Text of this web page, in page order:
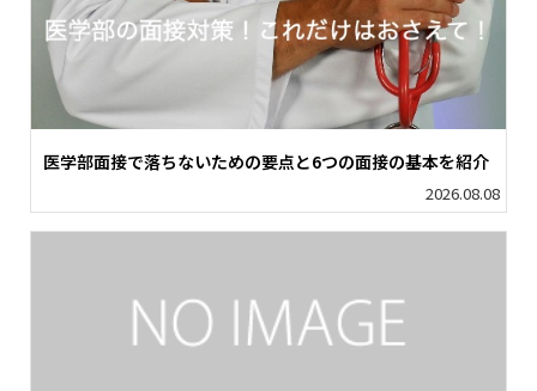
医学部面接で落ちないための要点と6つの面接の基本を紹介
2026.08.08